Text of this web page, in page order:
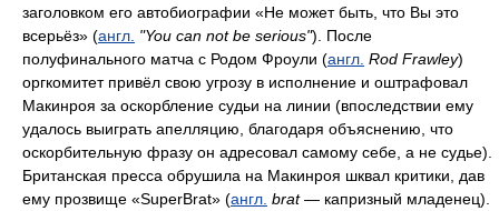
заголовком его автобиографии «Не может быть, что Вы это
всерьёз» (англ. "You can not be serious"). После
полуфинального матча с Родом Фроули (англ. Rod Frawley)
оргкомитет привёл свою угрозу в исполнение и оштрафовал
Макинроя за оскорбление судьи на линии (впоследствии ему
удалось выиграть апелляцию, благодаря объяснению, что
оскорбительную фразу он адресовал самому себе, а не судье).
Британская пресса обрушила на Макинроя шквал критики, дав
ему прозвище «SuperBrat» (англ. brat— капризный младенец).